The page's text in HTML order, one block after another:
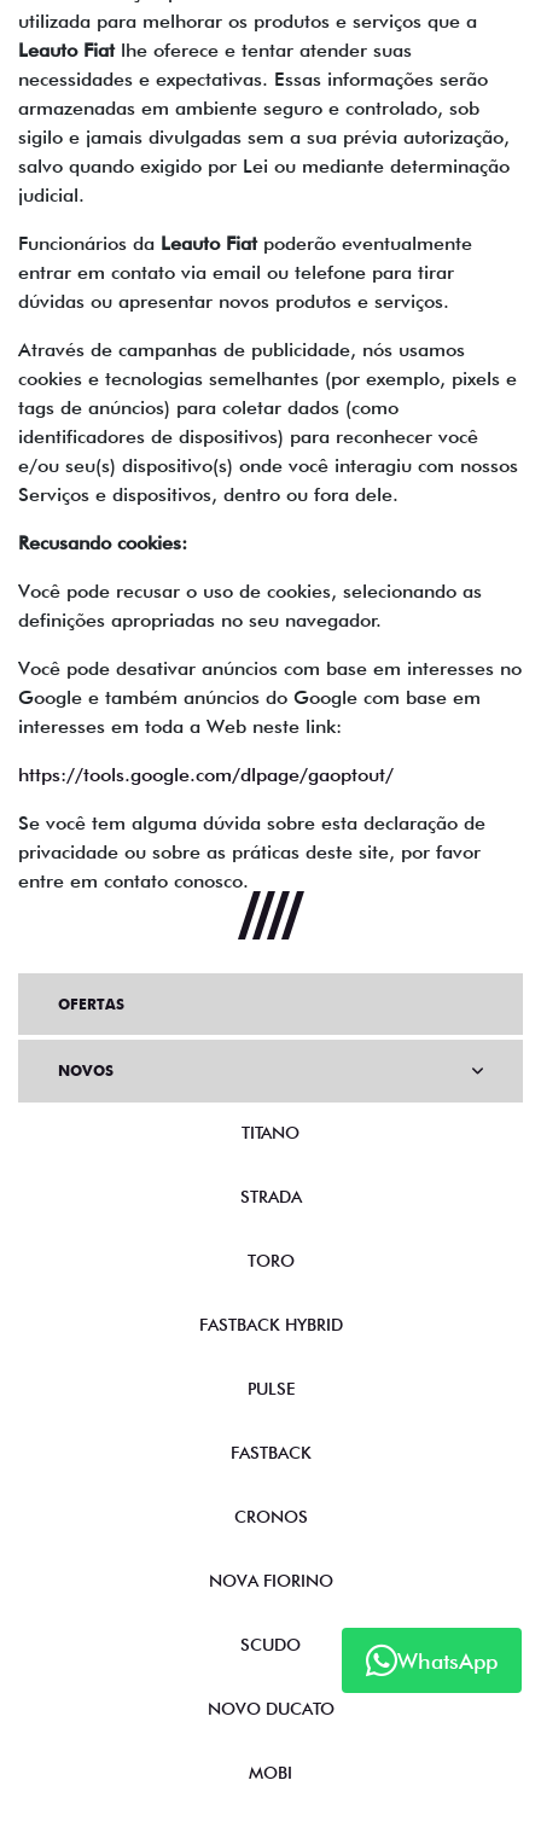
utilizada para melhorar os produtos e serviços que a
Leauto Fiatlhe oferece e tentar atender suas
necessidades e expectativas. Essas informações serão
armazenadas em ambiente seguro e controlado, sob
sigilo e jamais divulgadas sem a sua prévia autorização,
salvo quando exigido por Lei ou mediante determinação
judicial.
Funcionários da Leauto Fiat poderão eventualmente
entrar em contato via email ou telefone para tirar
dúvidas ou apresentar novos produtos e serviços.
Através de campanhas de publicidade, nós usamos
cookies e tecnologias semelhantes (por exemplo, pixels e
tags de anúncios) para coletar dados (como
identificadores de dispositivos) para reconhecer você
e/ou seu(s) dispositivo(s) onde você interagiu com nossos
Serviços e dispositivos, dentro ou fora dele.
Recusando cookies:
Você pode recusar o uso de cookies, selecionando as
definições apropriadas no seu navegador.
Você pode desativar anúncios com base em interesses no
Google e também anúncios do Google com base em
interesses em toda a Web neste link:
https://tools.google.com/dlpage/gaoptout/
Se você tem alguma dúvida sobre esta declaração de
privacidade ou sobre as práticas deste site, por favor
entre em contato conosco.
WhatsApp
OFERTAS
NOVOS
TITANO
STRADA
TORO
FASTBACK HYBRID
PULSE
FASTBACK
CRONOS
NOVA FIORINO
SCUDO
NOVO DUCATO
MOBI